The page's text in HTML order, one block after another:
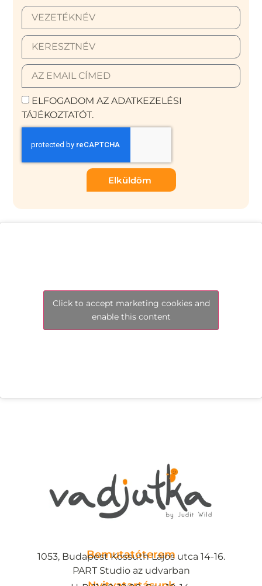
ELFOGADOM AZ ADATKEZELÉSI
TÁJÉKOZTATÓT.
Elküldöm
Click to accept marketing cookies and
enable this content
Bemutatóterem
1053, Budapest Kossuth Lajos utca 14-16.
PART Studio az udvarban